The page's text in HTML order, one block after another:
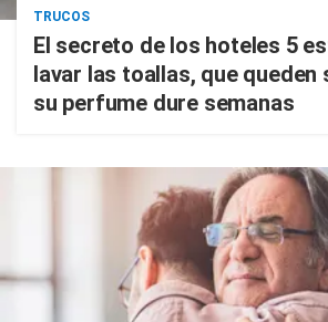
TRUCOS
El secreto de los hoteles 5
lavar las toallas, que queden
su perfume dure semanas